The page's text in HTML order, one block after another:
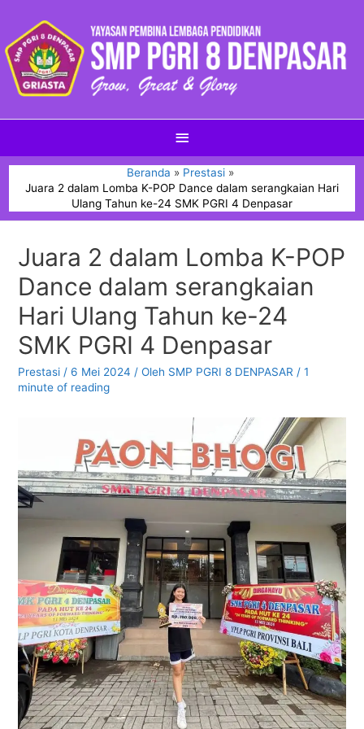
Beranda
Prestasi
Juara 2 dalam Lomba K-POP Dance dalam serangkaian Hari
Ulang Tahun ke-24 SMK PGRI 4 Denpasar
Juara 2 dalam Lomba K-POP
Dance dalam serangkaian
Hari Ulang Tahun ke-24
SMK PGRI 4 Denpasar
Prestasi / 6 Mei 2024 / Oleh SMP PGRI 8 DENPASAR / 1
minute of reading